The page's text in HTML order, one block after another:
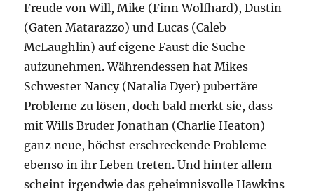
Freude von Will, Mike (Finn Wolfhard), Dustin
(Gaten Matarazzo) und Lucas (Caleb
McLaughlin) auf eigene Faust die Suche
aufzunehmen. Währendessen hat Mikes
Schwester Nancy (Natalia Dyer) pubertäre
Probleme zu lösen, doch bald merkt sie, dass
mit Wills Bruder Jonathan (Charlie Heaton)
ganz neue, höchst erschreckende Probleme
ebenso in ihr Leben treten. Und hinter allem
scheint irgendwie das geheimnisvolle Hawkins